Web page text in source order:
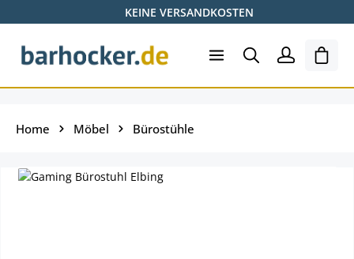
Zum Hauptinhalt springenKEINE VERSANDKOSTEN
Home Möbel Bürostühle